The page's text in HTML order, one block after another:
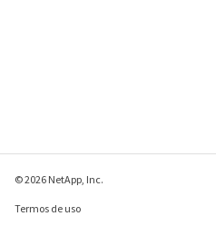
© 2026 NetApp, Inc.
Termos de uso